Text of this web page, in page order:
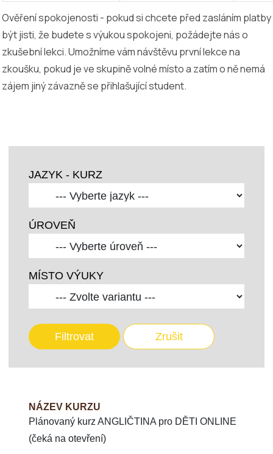
Ověření spokojenosti - pokud si chcete před zasláním platby
být jisti, že budete s výukou spokojeni, požádejte nás o
zkušební lekci. Umožníme vám návštěvu první lekce na
zkoušku, pokud je ve skupině volné místo a zatím o ně nemá
zájem jiný závazně se přihlašující student.
JAZYK - KURZ
ÚROVEŇ
MÍSTO VÝUKY
Filtrovat Zrušit
NÁZEV KURZU
Plánovaný kurz ANGLIČTINA pro DĚTI ONLINE
(čeká na otevření)